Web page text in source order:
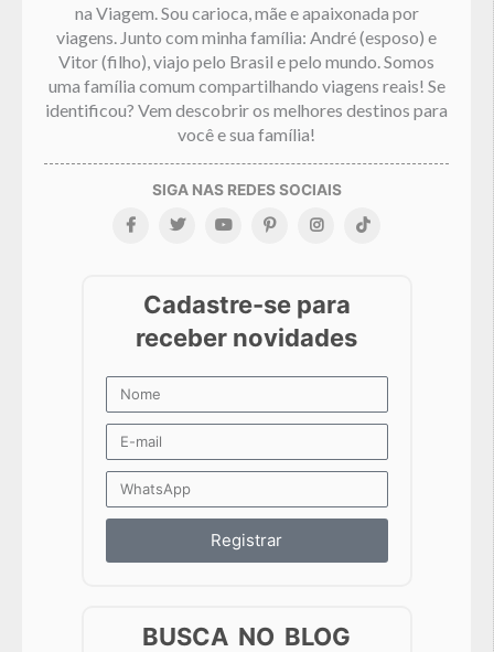
na Viagem. Sou carioca, mãe e apaixonada por
viagens. Junto com minha família: André (esposo) e
Vitor (filho), viajo pelo Brasil e pelo mundo. Somos
uma família comum compartilhando viagens reais! Se
identificou? Vem descobrir os melhores destinos para
você e sua família!
Registrar
BUSCA NO BLOG